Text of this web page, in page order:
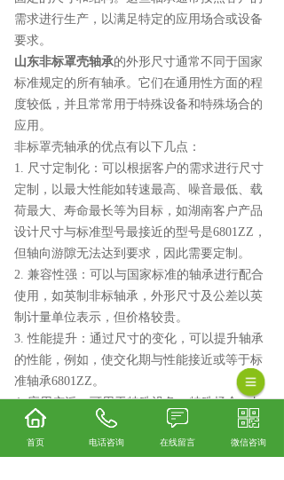
需求进行生产，以满足特定的应用场合或设备
要求。
山东非标罩壳轴承的外形尺寸通常不同于国家
标准规定的所有轴承。它们在通用性方面的程
度较低，并且常常用于特殊设备和特殊场合的
应用。
非标罩壳轴承的优点有以下几点：
1. 尺寸定制化：可以根据客户的需求进行尺寸
定制，以最大性能如转速最高、噪音最低、载
荷最大、寿命最长等为目标，如湖南客户产品
设计尺寸与标准型号最接近的型号是6801ZZ，
但轴向游隙无法达到要求，因此需要定制。
2. 兼容性强：可以与国家标准的轴承进行配合
使用，如英制非标轴承，外形尺寸及公差以英
制计量单位表示，但价格较贵。
3. 性能提升：通过尺寸的变化，可以提升轴承
的性能，例如，使交化期与性能接近或等于标
准轴承6801ZZ。
4. 应用广泛：可用于特殊设备、特殊场合，如
新研发设备试用产品，批量小。
5. 易于维护：非标罩壳轴承可以使用标准的清
首页 电话咨询 在线留言 微信咨询